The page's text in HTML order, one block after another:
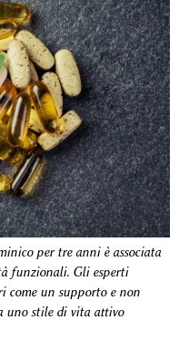
per tre anni è associata
funzionali. Gli esperti
come un supporto e non
uno stile di vita attivo